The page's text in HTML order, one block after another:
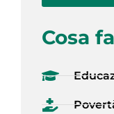
Cosa